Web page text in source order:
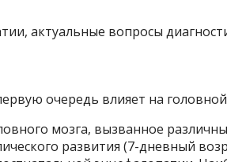
очередь влияет на
мозга, вызванное
развития (7-дневный